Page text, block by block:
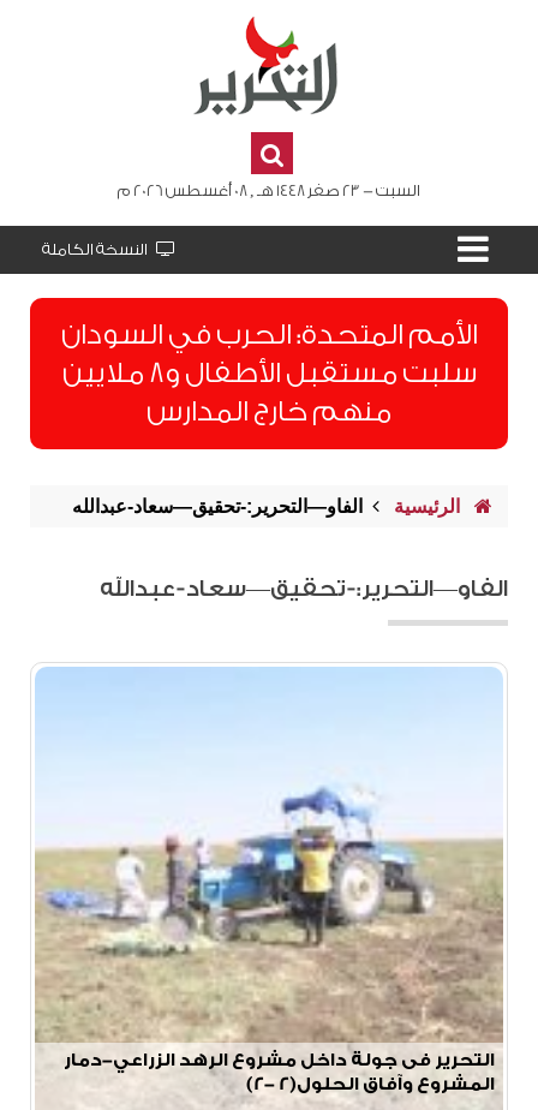
السبت - 23 صفر 1448 هـ , 08 أغسطس 2026 م
النسخة الكاملة
الأمم المتحدة: الحرب في السودان
سلبت مستقبل الأطفال و8 ملايين
منهم خارج المدارس
الرئيسية الفاو—التحرير:-تحقيق—سعاد-عبدالله
الفاو—التحرير:-تحقيق—سعاد-عبدالله
التحرير فى جولة داخل مشروع الرهد الزراعي-دمار
المشروع وآفاق الحلول(2 -2)